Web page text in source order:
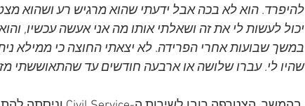
להיפרד. הוא לא בכה אבל ידעתי שהוא מרגיש רע ושהוא
יכול לעשות לי את זה ושאלתי אותו מה אני אעשה עכשיו,
במשך שבועות אחרי הפרידה. לא יצאתי החוצה כי ממילא
שהיו לי. עברו שלושה או ארבעה חודשים עד שהתאוששתי